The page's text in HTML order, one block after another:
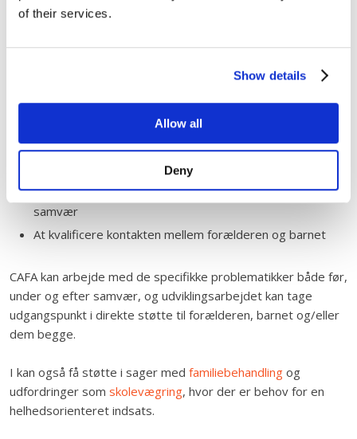
of their services.
Show details
Allow all
Deny
den voksne.
relationen mellem forælderen og barnet med et bestemt
At flytte samværet fra et samværshus til forælderens
At ophæve et støttet samvær eller et overvåget
samvær
At kvalificere kontakten mellem forælderen og barnet
CAFA kan arbejde med de specifikke problematikker både før,
under og efter samvær, og udviklingsarbejdet kan tage
udgangspunkt i direkte støtte til forælderen, barnet og/eller
dem begge.
I kan også få støtte i sager med familiebehandlingog
udfordringer som skolevægring, hvor der er behov for en
helhedsorienteret indsats.​